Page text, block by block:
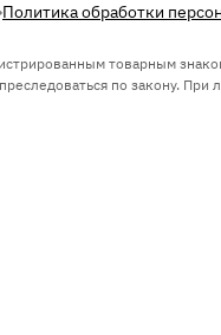
Политика обработки
товарным
по закону.